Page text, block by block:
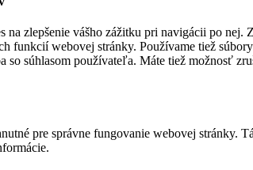
na zlepšenie vášho zážitku pri navigácii po
funkcií webovej stránky. Používame tiež
so súhlasom používateľa. Máte tiež možnosť
pre správne fungovanie webovej